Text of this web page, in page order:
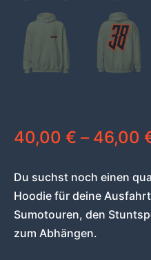
40,00 € – 46,00
Du suchst noch einen
Hoodie für deine
Sumotouren, den
zum Abhängen.